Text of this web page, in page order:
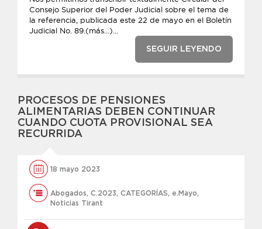
Consejo Superior del Poder Judicial sobre el tema de
la referencia, publicada este 22 de mayo en el Boletín
Judicial No. 89.(más…)...
SEGUIR LEYENDO
PROCESOS DE PENSIONES
ALIMENTARIAS DEBEN CONTINUAR
CUANDO CUOTA PROVISIONAL SEA
RECURRIDA
18 mayo 2023
Abogados, C.2023, CATEGORÍAS, e.Mayo,
Noticias Tirant